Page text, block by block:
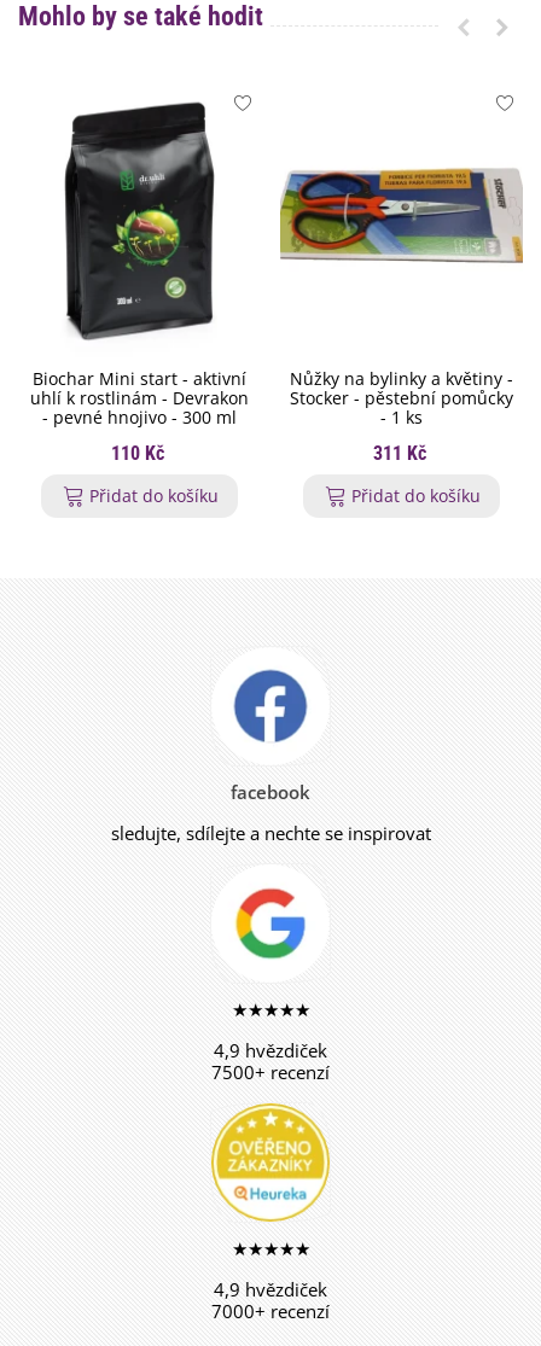
Mohlo by se také hodit
Biochar Mini start - aktivní
uhlí k rostlinám - Devrakon
- pevné hnojivo - 300 ml
110 Kč
Přidat do košíku
Nůžky na bylinky a květiny -
Stocker - pěstební pomůcky
- 1 ks
311 Kč
Přidat do košíku
facebook
sledujte, sdílejte a nechte se inspirovat
★★★★★
4,9 hvězdiček
7500+ recenzí
★★★★★
4,9 hvězdiček
7000+ recenzí